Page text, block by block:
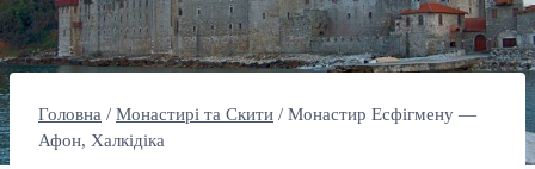
Головна / Монастирі та Скити / Монастир Есфігмену —
Афон, Халкідіка